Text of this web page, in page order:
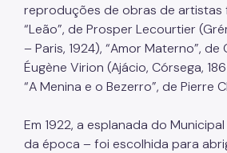
Jornada do Patrimônio
Guias de orientação
Publicações do DPH
Monumentos e Obras de Arte
reproduções de obras de artistas
“Leão”, de Prosper Lecourtier
– Paris, 1924), “Amor Materno”,
Éugène Virion (Ajácio, Córsega,
“A Menina e o Bezerro”, de Pierre
Em 1922, a esplanada do
da época – foi escolhida para